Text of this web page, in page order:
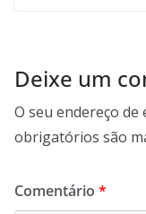
Deixe um
O seu endereço
obrigatórios são
Comentário *